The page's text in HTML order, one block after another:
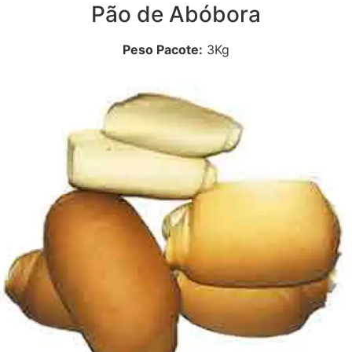
Pão de Abóbora
Peso Pacote: 3Kg